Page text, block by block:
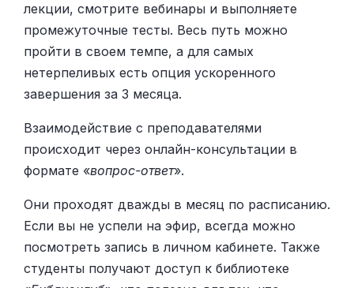
лекции, смотрите вебинары и выполняете
промежуточные тесты. Весь путь можно
пройти в своем темпе, а для самых
нетерпеливых есть опция ускоренного
завершения за 3 месяца.
Взаимодействие с преподавателями
происходит через онлайн-консультации в
формате «вопрос-ответ».
Они проходят дважды в месяц по расписанию.
Если вы не успели на эфир, всегда можно
посмотреть запись в личном кабинете. Также
студенты получают доступ к библиотеке